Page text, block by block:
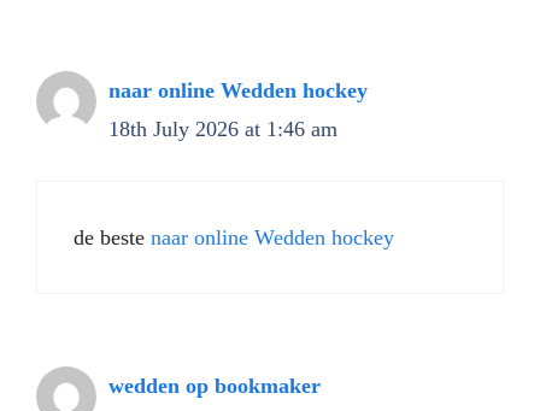
naar online Wedden hockey
18th July 2026 at 1:46 am
de beste naar online Wedden hockey
wedden op bookmaker